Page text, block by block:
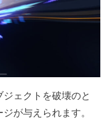
ェクトを破壊のと
が与えられます。